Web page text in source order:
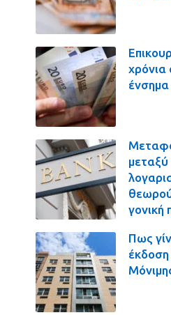
χρόνια
ένσημα
μεταξύ
γονική
Πως